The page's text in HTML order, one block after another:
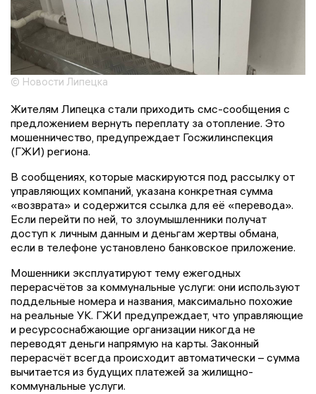
© Новости Липецка
Жителям Липецка стали приходить смс-сообщения с
предложением вернуть переплату за отопление. Это
мошенничество, предупреждает Госжилинспекция
(ГЖИ) региона.
В сообщениях, которые маскируются под рассылку от
управляющих компаний, указана конкретная сумма
«возврата» и содержится ссылка для её «перевода».
Если перейти по ней, то злоумышленники получат
доступ к личным данным и деньгам жертвы обмана,
если в телефоне установлено банковское приложение.
Мошенники эксплуатируют тему ежегодных
перерасчётов за коммунальные услуги: они используют
поддельные номера и названия, максимально похожие
на реальные УК. ГЖИ предупреждает, что управляющие
и ресурсоснабжающие организации никогда не
переводят деньги напрямую на карты. Законный
перерасчёт всегда происходит автоматически – сумма
вычитается из будущих платежей за жилищно-
коммунальные услуги.